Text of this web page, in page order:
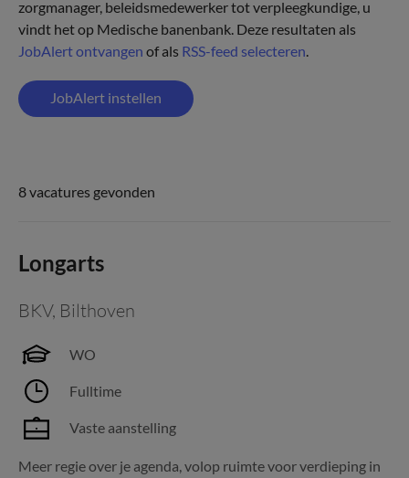
zorgmanager, beleidsmedewerker tot verpleegkundige, u
vindt het op Medische banenbank. Deze resultaten als
JobAlert ontvangen of als RSS-feed selecteren.
JobAlert instellen
8 vacatures gevonden
Longarts
BKV, Bilthoven
WO
Fulltime
Vaste aanstelling
Meer regie over je agenda, volop ruimte voor verdieping in